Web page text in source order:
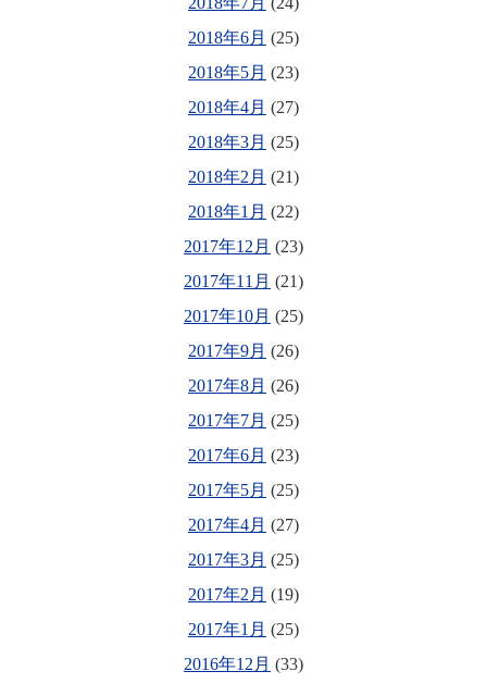
2018年6月 (25)
2018年5月 (23)
2018年4月 (27)
2018年3月 (25)
2018年2月 (21)
2018年1月 (22)
2017年12月 (23)
2017年11月 (21)
2017年10月 (25)
2017年9月 (26)
2017年8月 (26)
2017年7月 (25)
2017年6月 (23)
2017年5月 (25)
2017年4月 (27)
2017年3月 (25)
2017年2月 (19)
2017年1月 (25)
2016年12月 (33)